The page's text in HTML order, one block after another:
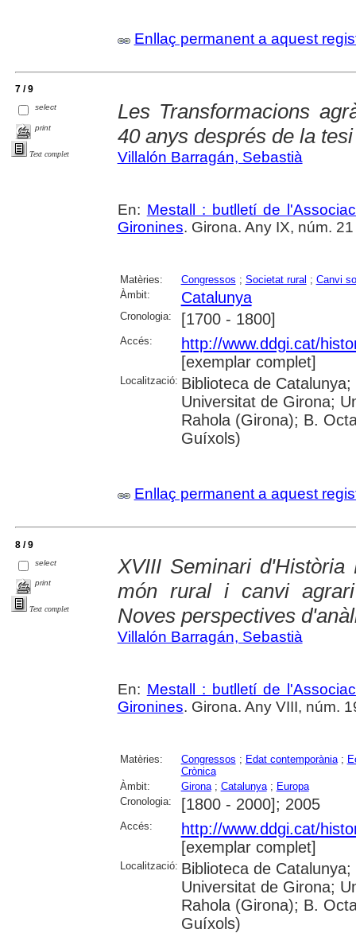
Enllaç permanent a aquest
7 / 9
select
print
Text complet
Les Transformacions
40 anys després de la
Villalón Barragán, Sebastià
En: Mestall : butlletí de
Gironines. Girona. Any IX, núm.
Matèries: Congressos ; Societat rural ; Canvi
Àmbit:
Catalunya
Cronologia: [1700 - 1800]
Accés:
http://www.ddgi.cat/
[exemplar complet]
Localització: Biblioteca de
Universitat de Girona;
Rahola (Girona); B.
Guíxols)
Enllaç permanent a aquest
8 / 9
select
print
Text complet
XVIII Seminari
món rural i canvi
Noves perspectives
Villalón Barragán, Sebastià
En: Mestall : butlletí de
Gironines. Girona. Any VIII, núm.
Matèries: Congressos ; Edat contemporània;
Crònica
Àmbit:
Girona; Catalunya; Europa
Cronologia:
[1800 - 2000]; 2005
Accés:
http://www.ddgi.cat/
[exemplar complet]
Localització: Biblioteca de
Universitat de Girona;
Rahola (Girona); B.
Guíxols)